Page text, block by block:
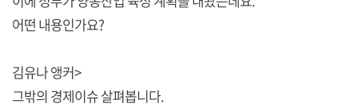
어떤 내용인가요?
김유나 앵커>
그밖의 경제이슈 살펴봅니다.